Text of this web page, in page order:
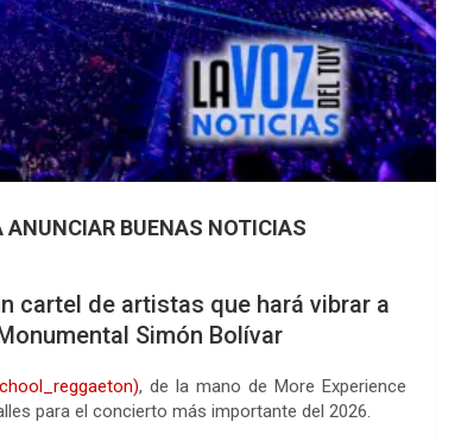
ANUNCIAR BUENAS NOTICIAS
cartel de artistas que hará vibrar a
Simón Bolívar
, de la mano de More Experience
para el concierto más importante del 2026.